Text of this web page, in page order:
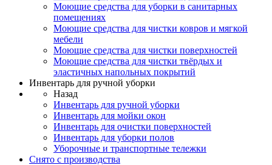
Моющие средства для уборки в санитарных
помещениях
Моющие средства для чистки ковров и мягкой
мебели
Моющие средства для чистки поверхностей
Моющие средства для чистки твёрдых и
эластичных напольных покрытий
Инвентарь для ручной уборки
Назад
Инвентарь для ручной уборки
Инвентарь для мойки окон
Инвентарь для очистки поверхностей
Инвентарь для уборки полов
Уборочные и транспортные тележки
Снято с производства